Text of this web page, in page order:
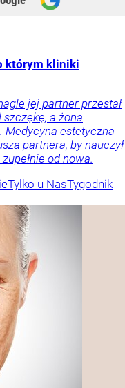
którym kliniki
jej partner przestał
a żona
Medycyna estetyczna
partnera, by nauczył
od nowa.
Tylko u NasTygodnik